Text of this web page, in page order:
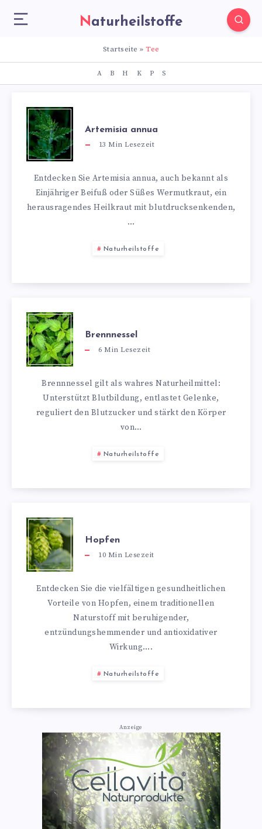
Naturheilstoffe
Startseite » Tee
A B H K P S
Artemisia annua
13 Min Lesezeit
Entdecken Sie Artemisia annua, auch bekannt als
Einjähriger Beifuß oder Süßes Wermutkraut, ein
herausragendes Heilkraut mit blutdrucksenkenden,
…
Naturheilstoffe
Brennnessel
6 Min Lesezeit
Brennnessel gilt als wahres Naturheilmittel:
Unterstützt Blutbildung, entlastet Gelenke,
reguliert den Blutzucker und stärkt den Körper
von…
Naturheilstoffe
Hopfen
10 Min Lesezeit
Entdecken Sie die vielfältigen gesundheitlichen
Vorteile von Hopfen, einem traditionellen
Naturstoff mit beruhigender,
entzündungshemmender und antioxidativer
Wirkung….
Naturheilstoffe
Anzeige